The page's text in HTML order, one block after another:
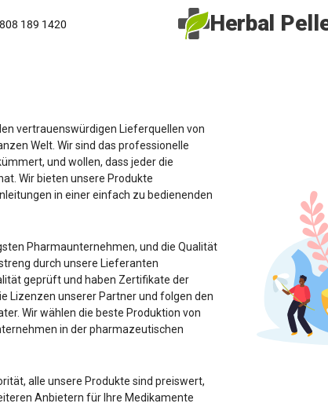
Herbal
vertrauenswürdigen Lieferquellen von
Welt. Wir sind das professionelle
und wollen, dass jeder die
Wir bieten unsere Produkte
in einer einfach zu bedienenden
Pharmaunternehmen, und die Qualität
durch unsere Lieferanten
geprüft und haben Zertifikate der
Lizenzen unserer Partner und folgen den
Wir wählen die beste Produktion von
in der pharmazeutischen
alle unsere Produkte sind preiswert,
Anbietern für Ihre Medikamente